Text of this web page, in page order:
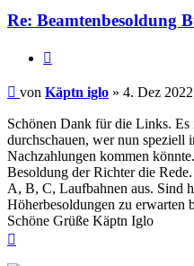
Re: Beamtenbesoldung
Beitrag
von Käptn iglo » 4. Dez
Schönen Dank für die Links. Es
durchschauen, wer nun speziell
Nachzahlungen kommen
Besoldung der Richter die
A, B, C, Laufbahnen aus. Sind
Höherbesoldungen zu erwarten
Schöne Grüße Käptn Iglo